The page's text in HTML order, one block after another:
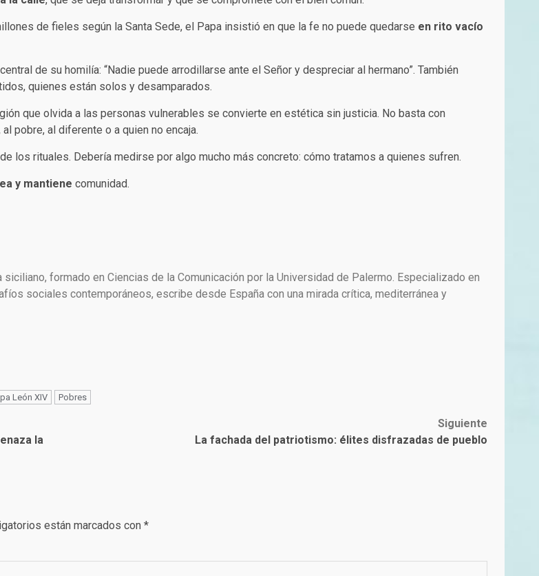
de fieles según la Santa Sede, el Papa insistió en que la fe no puede quedarse en rito vacío
de su homilía: “Nadie puede arrodillarse ante el Señor y despreciar al hermano”. También
quienes están solos y desamparados.
que olvida a las personas vulnerables se convierte en estética sin justicia. No basta con
pobre, al diferente o a quien no encaja.
los rituales. Debería medirse por algo mucho más concreto: cómo tratamos a quienes sufren.
y mantiene comunidad.
formado en Ciencias de la Comunicación por la Universidad de Palermo. Especializado en
sociales contemporáneos, escribe desde España con una mirada crítica, mediterránea y
León XIV Pobres
la
Siguiente
La fachada del patriotismo: élites disfrazadas de pueblo
están marcados con *